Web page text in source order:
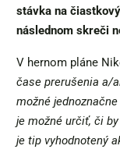
stávka na
následnom skreči
V hernom pláne
čase prerušenia a/
možné
je možné určiť, či
je tip vyhodnotený